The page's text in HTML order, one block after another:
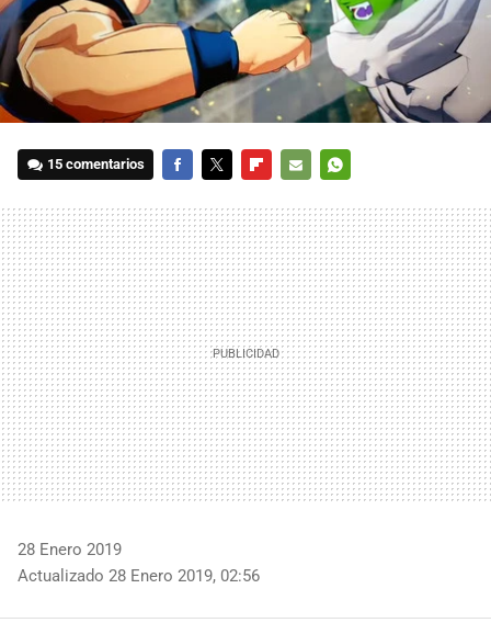
15 comentarios
MAIL
28 Enero 2019
Actualizado 28 Enero 2019, 02:56